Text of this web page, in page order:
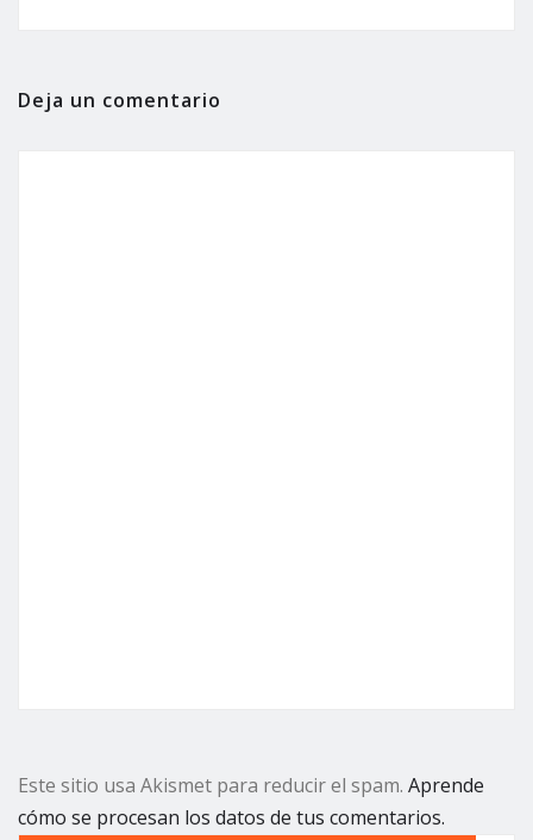
Deja un comentario
Este sitio usa Akismet para reducir el spam. Aprende
cómo se procesan los datos de tus comentarios.